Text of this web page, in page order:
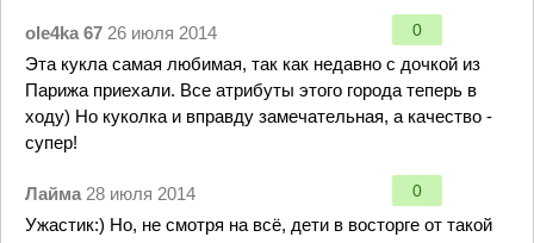
ole4ka 67 26 июля 2014 0
Эта кукла самая любимая, так как недавно с дочкой из
Парижа приехали. Все атрибуты этого города теперь в
ходу) Но куколка и вправду замечательная, а качество -
супер!
Лайма 28 июля 2014 0
Ужастик:) Но, не смотря на всё, дети в восторге от такой